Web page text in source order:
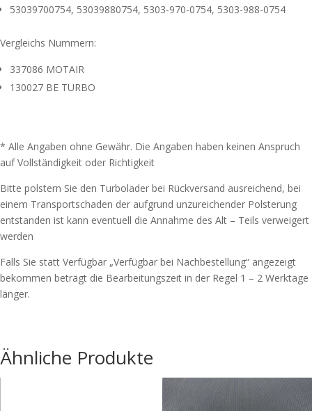
53039700754, 53039880754, 5303-970-0754, 5303-988-0754
Vergleichs Nummern:
337086 MOTAIR
130027 BE TURBO
* Alle Angaben ohne Gewähr. Die Angaben haben keinen Anspruch
auf Vollständigkeit oder Richtigkeit
Bitte polstern Sie den Turbolader bei Rückversand ausreichend, bei
einem Transportschaden der aufgrund unzureichender Polsterung
entstanden ist kann eventuell die Annahme des Alt – Teils verweigert
werden
Falls Sie statt Verfügbar „Verfügbar bei Nachbestellung“ angezeigt
bekommen beträgt die Bearbeitungszeit in der Regel 1 – 2 Werktage
länger.
Ähnliche Produkte